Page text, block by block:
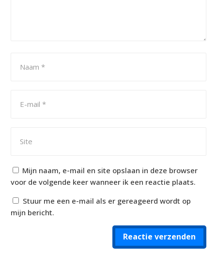
Mijn naam, e-mail en site opslaan in deze browser
voor de volgende keer wanneer ik een reactie plaats.
Stuur me een e-mail als er gereageerd wordt op
mijn bericht.
Reactie verzenden